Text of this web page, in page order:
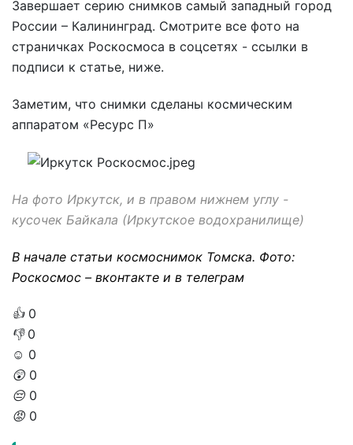
Завершает серию снимков самый западный город
России – Калининград. Смотрите все фото на
страничках Роскосмоса в соцсетях - ссылки в
подписи к статье, ниже.
Заметим, что снимки сделаны космическим
аппаратом «Ресурс П»
На фото Иркутск, и в правом нижнем углу -
кусочек Байкала (Иркутское водохранилище)
В начале статьи космоснимок Томска. Фото:
Роскосмос – вконтакте и в телеграм
👍 0
👎 0
☺️ 0
😲 0
😔 0
😡 0